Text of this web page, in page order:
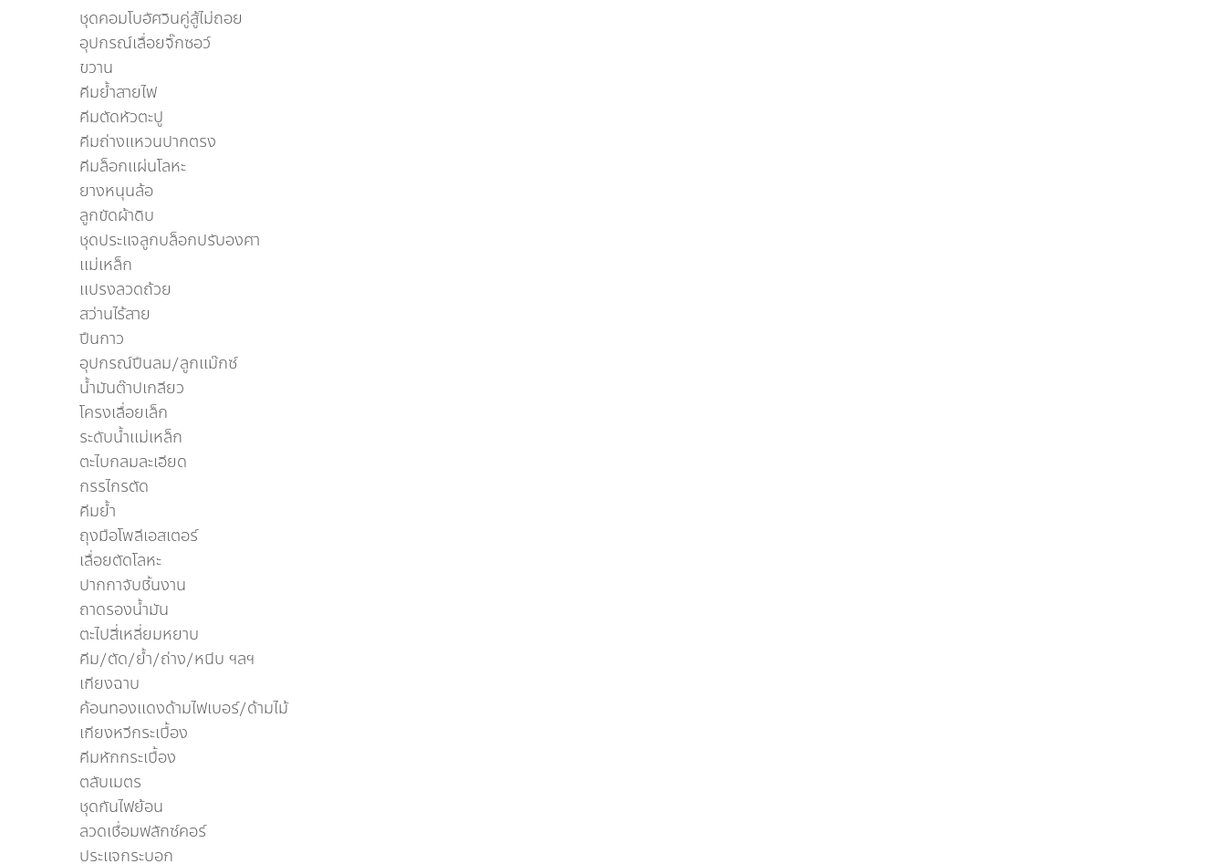
ชุดคอมโบอัศวินคู่สู้ไม่ถอย
อุปกรณ์เลื่อยจิ๊กซอว์
ขวาน
คีมย้ำสายไฟ
คีมตัดหัวตะปู
คีมถ่างเเหวนปากตรง
คีมล็อกแผ่นโลหะ
ยางหนุนล้อ
ลูกขัดผ้าดิบ
ชุดประแจลูกบล็อกปรับองศา
แม่เหล็ก
แปรงลวดถ้วย
สว่านไร้สาย
ปืนกาว
อุปกรณ์ปืนลม/ลูกเเม๊กซ์
น้ำมันต๊าปเกลียว
โครงเลื่อยเล็ก
ระดับน้ำเเม่เหล็ก
ตะไบกลมละเอียด
กรรไกรตัด
คีมย้ำ
ถุงมือโพลีเอสเตอร์
เลื่อยตัดโลหะ
ปากกาจับชิ้นงาน
ถาดรองน้ำมัน
ตะไปสี่เหลี่ยมหยาบ
คีม/ตัด/ย้ำ/ถ่าง/หนีบ ฯลฯ
เกียงฉาบ
ค้อนทองแดงด้ามไฟเบอร์/ด้ามไม้
เกียงหวีกระเบื้อง
คีมหักกระเบื้อง
ตลับเมตร
ชุดกันไฟย้อน
ลวดเชื่อมฟลักซ์คอร์
ประเเจกระบอก